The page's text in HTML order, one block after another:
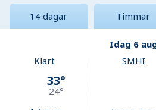
14 dagar Timmar
Idag 6
Klart
33°
24°
SMHI